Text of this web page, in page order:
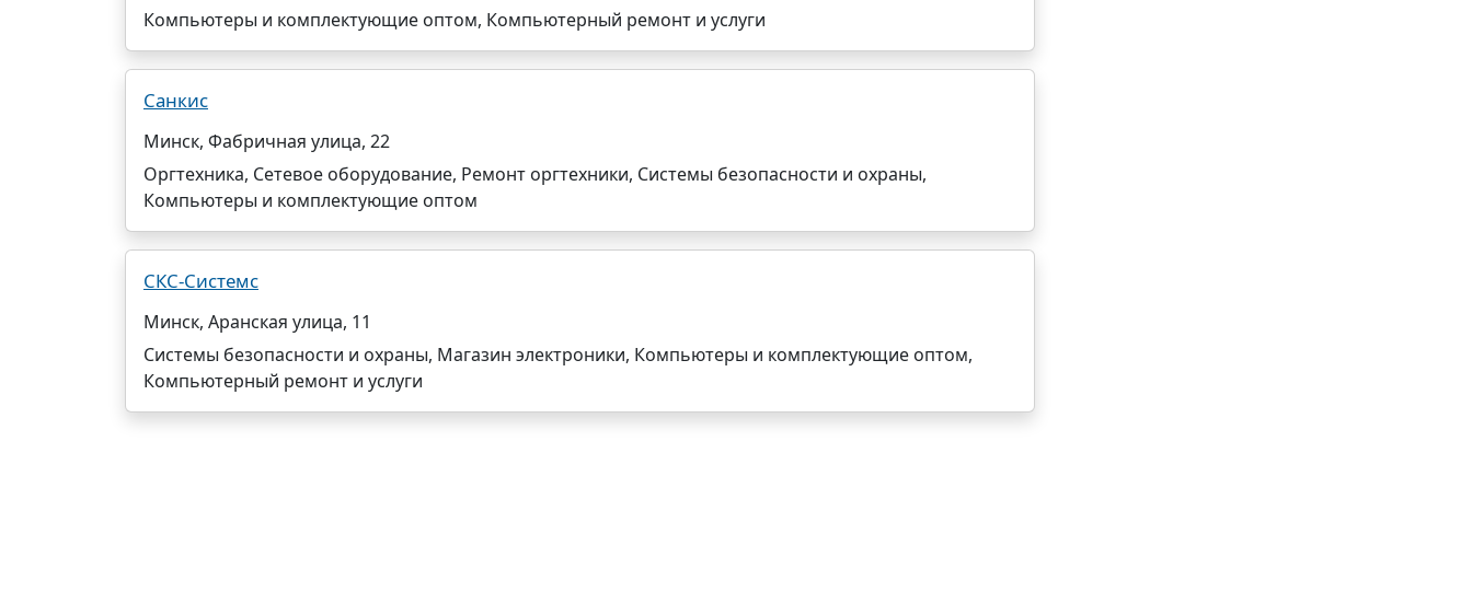
Компьютеры и комплектующие оптом, Компьютерный ремонт и услуги
Санкис
Минск, Фабричная улица, 22
Оргтехника, Сетевое оборудование, Ремонт оргтехники, Системы безопасности и охраны,
Компьютеры и комплектующие оптом
СКС-Системс
Минск, Аранская улица, 11
Системы безопасности и охраны, Магазин электроники, Компьютеры и комплектующие оптом,
Компьютерный ремонт и услуги